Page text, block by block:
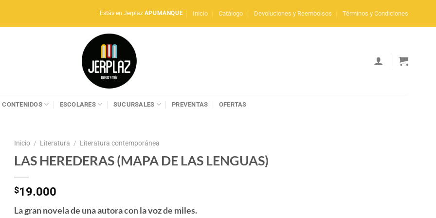
Estás en Jerplaz APUMANQUE Inicio Catálogo Devoluciones y Reembolsos Términos y Condiciones
CONTENIDOS ESCOLARES SUCURSALES PREVENTAS OFERTAS
Inicio / Literatura / Literatura contemporánea
LAS HEREDERAS (MAPA DE LAS LENGUAS)
$19.000
La gran novela de una autora con la voz de miles.